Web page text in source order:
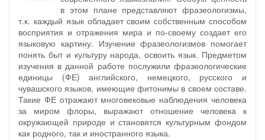
в этом плане представляют фразеологизмы,
т.к. каждый язык обладает своим собственным способом
восприятия и отражения мира и по-своему создает его
языковую картину. Изучение фразеологизмов помогает
понять быт и культуру народа, освоить язык. Предметом
изучения в данной работе послужили фразеологические
единицы (ФЕ) английского, немецкого, русского и
чувашского языков, имеющие фитонимы в своем составе.
Такие ФЕ отражают многовековые наблюдения человека
за миром флоры, выражают отношение человека к
окружающей природе и становятся культурным фондом
как родного, так и иностранного языка.